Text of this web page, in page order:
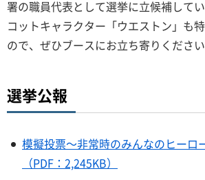
署の職員代表として選挙に立候補して
コットキャラクター「ウエストン」も
ので、ぜひブースにお立ち寄りください
選挙公報
模擬投票～非常時のみんなのヒーロ
（PDF：2,245KB）